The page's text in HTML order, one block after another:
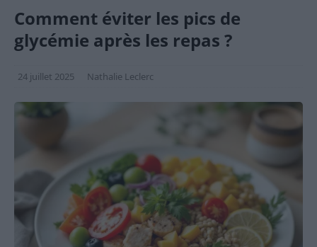
Comment éviter les pics de
glycémie après les repas ?
24 juillet 2025 Nathalie Leclerc